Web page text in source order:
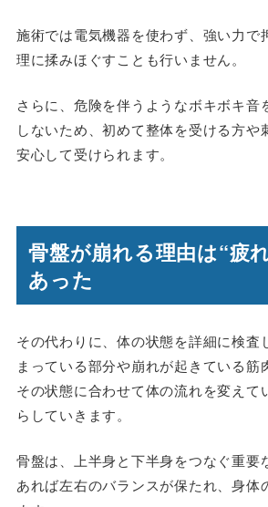
施術では電気機器を使わず、強い力で
理に揉みほぐすことも行いません。
さらに、危険を伴うようなボキボキ音
しないため、初めて整体を受ける方や
安心して受けられます。
骨盤が崩れる理由は“疲
あった
その代わりに、体の状態を詳細に検査
まっている部分や崩れが起きている筋
その状態に合わせて体の流れを変えて
らしていきます。
骨盤は、上半身と下半身をつなぐ重要
あれば左右のバランスが保たれ、身体